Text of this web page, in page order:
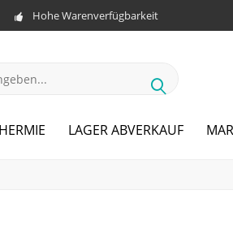
Hohe Warenverfügbarkeit
LAGER ABVERKAUF